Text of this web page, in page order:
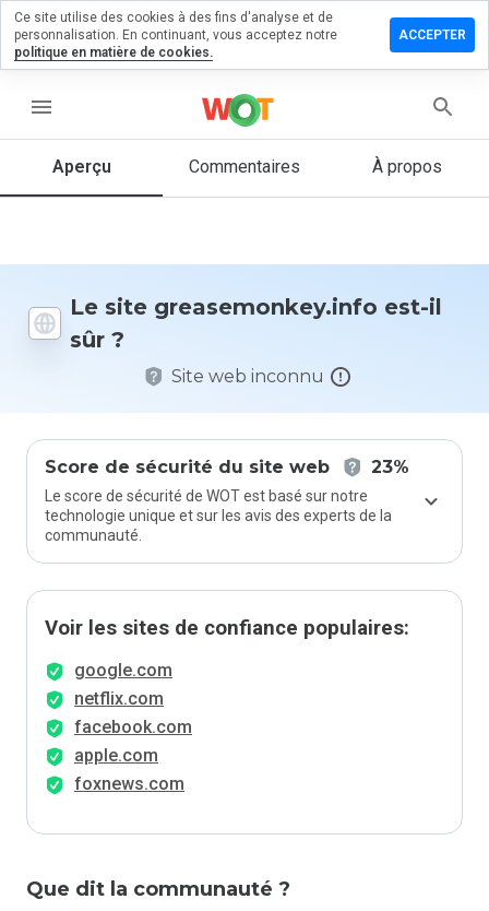
menu
Aperçu Commentaires À propos
Le site greasemonkey.info est-il
sûr ?
Site web inconnu
Score de sécurité du site web 23%
Le score de sécurité de WOT est basé sur notre
technologie unique et sur les avis des experts de la
communauté.
Voir les sites de confiance populaires:
google.com
netflix.com
facebook.com
apple.com
foxnews.com
Que dit la communauté ?
un
sur
Quelle
donneriez-
Ce site utilise des cookies à des fins d'analyse et de
personnalisation. En continuant, vous acceptez notre
politique en matière de cookies.
ACCEPTER